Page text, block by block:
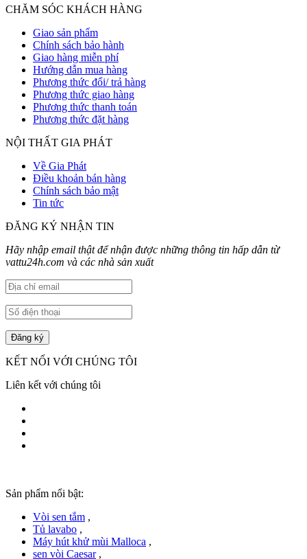
CHĂM SÓC KHÁCH HÀNG
Giao sản phẩm
Chính sách bảo hành
Giao hàng miễn phí
Hướng dẫn mua hàng
Phương thức đổi/ trả hàng
Phương thức giao hàng
Phương thức thanh toán
Phương thức đặt hàng
NỘI THẤT GIA PHÁT
Về Gia Phát
Điều khoản bán hàng
Chính sách bảo mật
Tin tức
ĐĂNG KÝ NHẬN TIN
Hãy nhập email thật để nhận được những thông tin hấp dẫn từ
vattu24h.com và các nhà sản xuất
KẾT NỐI VỚI CHÚNG TÔI
Liên kết với chúng tôi
Sản phẩm nổi bật:
Vòi sen tắm ,
Tủ lavabo ,
Máy hút khử mùi Malloca ,
sen vòi Caesar,